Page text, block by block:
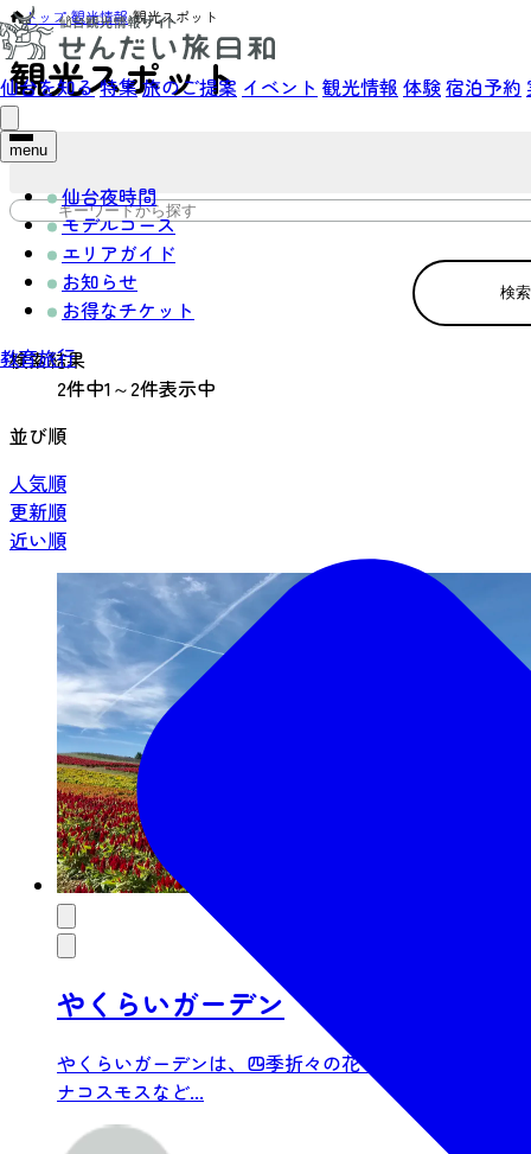
仙台を知る特集旅のご提案 イベント 観光情報 体験宿泊予約
menu
仙台夜時間
モデルコース
エリアガイド
お知らせ
お得なチケット
教育旅行
トップ›観光情報›観光スポット
観光スポット
検
検索結果
2件中1～2件表示中
並び順
人気順
更新順
近い順
やくらいガーデン
やくらいガーデンは、四季折々の花々が咲き誇り、春
ナコスモスなど...